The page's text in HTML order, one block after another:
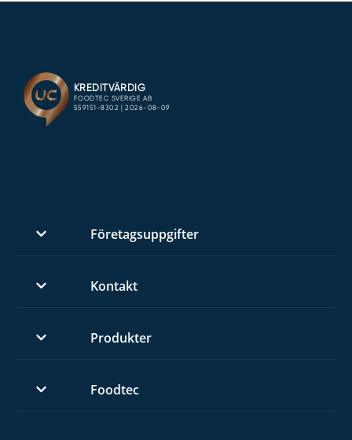
Företagsuppgifter
Kontakt
Produkter
Foodtec